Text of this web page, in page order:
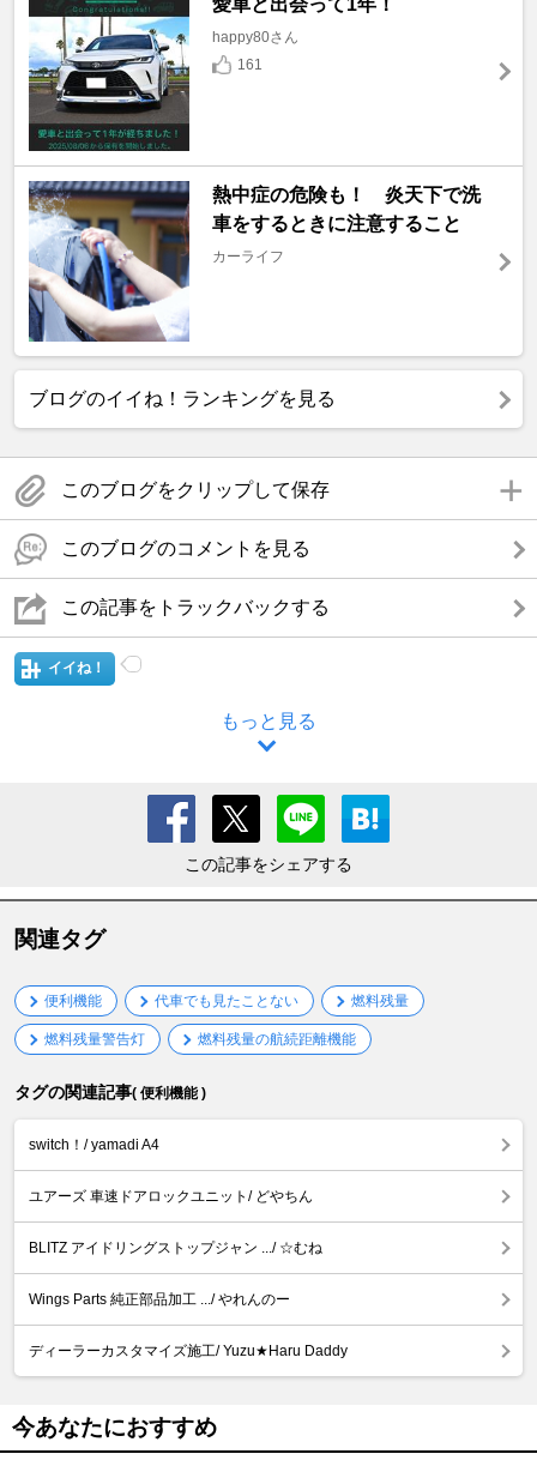
愛車と出会って1年！
happy80さん
161
熱中症の危険も！ 炎天下で洗
車をするときに注意すること
カーライフ
ブログのイイね！ランキングを見る
このブログをクリップして保存
このブログのコメントを見る
この記事をトラックバックする
イイね！
もっと見る
この記事をシェアする
関連タグ
便利機能 代車でも見たことない 燃料残量
燃料残量警告灯 燃料残量の航続距離機能
タグの関連記事( 便利機能 )
switch！/ yamadi A4
ユアーズ 車速ドアロックユニット/ どやちん
BLITZ アイドリングストップジャン .../ ☆むね
Wings Parts 純正部品加工 .../ やれんのー
ディーラーカスタマイズ施工/ Yuzu★Haru Daddy
今あなたにおすすめ